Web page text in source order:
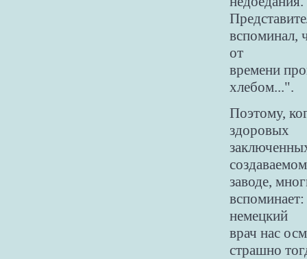
вспоминал,
от
времени
хлебом...".
Поэтому,
здоровых
создаваемом
заводе,
немецкий
врач нас
страшно